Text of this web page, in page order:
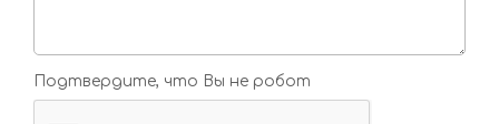
Подтвердите, что Вы не робот